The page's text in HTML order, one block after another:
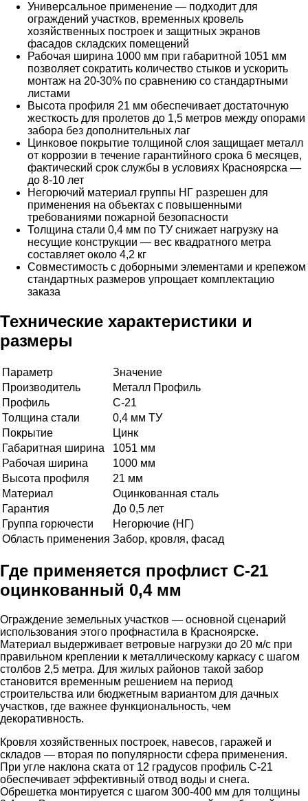
Универсальное применение — подходит для
ограждений участков, временных кровель
хозяйственных построек и защитных экранов
фасадов складских помещений
Рабочая ширина 1000 мм при габаритной 1051 мм
позволяет сократить количество стыков и ускорить
монтаж на 20-30% по сравнению со стандартными
листами
Высота профиля 21 мм обеспечивает достаточную
жесткость для пролетов до 1,5 метров между опорами
забора без дополнительных лаг
Цинковое покрытие толщиной слоя защищает металл
от коррозии в течение гарантийного срока 6 месяцев,
фактический срок службы в условиях Красноярска —
до 8-10 лет
Негорючий материал группы НГ разрешен для
применения на объектах с повышенными
требованиями пожарной безопасности
Толщина стали 0,4 мм по ТУ снижает нагрузку на
несущие конструкции — вес квадратного метра
составляет около 4,2 кг
Совместимость с доборными элементами и крепежом
стандартных размеров упрощает комплектацию
заказа
Технические характеристики и
размеры
Параметр
Значение
Производитель
Металл Профиль
Профиль
С-21
Толщина стали
0,4 мм ТУ
Покрытие
Цинк
Габаритная ширина
1051 мм
Рабочая ширина
1000 мм
Высота профиля
21 мм
Материал
Оцинкованная сталь
Гарантия
До 0,5 лет
Группа горючести
Негорючие (НГ)
Область применения Забор, кровля, фасад
Где применяется профлист С-21
оцинкованный 0,4 мм
Ограждение земельных участков — основной сценарий
использования этого профнастила в Красноярске.
Материал выдерживает ветровые нагрузки до 20 м/с при
правильном креплении к металлическому каркасу с шагом
столбов 2,5 метра. Для жилых районов такой забор
становится временным решением на период
строительства или бюджетным вариантом для дачных
участков, где важнее функциональность, чем
декоративность.
Кровля хозяйственных построек, навесов, гаражей и
складов — вторая по популярности сфера применения.
При угле наклона ската от 12 градусов профиль С-21
обеспечивает эффективный отвод воды и снега.
Обрешетка монтируется с шагом 300-400 мм для толщины